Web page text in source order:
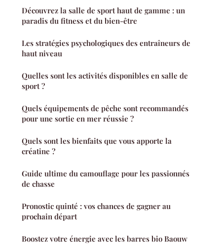
Découvrez la salle de sport haut de gamme : un
paradis du fitness et du bien-être
Les stratégies psychologiques des entraîneurs de
haut niveau
Quelles sont les activités disponibles en salle de
sport ?
Quels équipements de pêche sont recommandés
pour une sortie en mer réussie ?
Quels sont les bienfaits que vous apporte la
créatine ?
Guide ultime du camouflage pour les passionnés
de chasse
Pronostic quinté : vos chances de gagner au
prochain départ
Boostez votre énergie avec les barres bio Baouw